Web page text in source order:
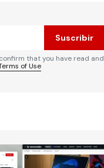
Suscribir
that you have read and
of Use